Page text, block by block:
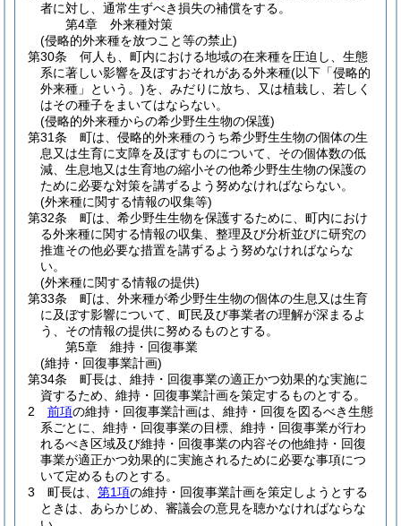
者に対し、通常生ずべき損失の補償をする。
第4章
外来種対策
(侵略的外来種を放つこと等の禁止)
第30条
何人も、町内における地域の在来種を圧迫し、生態
系に著しい影響を及ぼすおそれがある外来種(以下「侵略的
外来種」という。)を、みだりに放ち、又は植栽し、若しく
はその種子をまいてはならない。
(侵略的外来種からの希少野生生物の保護)
第31条
町は、侵略的外来種のうち希少野生生物の個体の生
息又は生育に支障を及ぼすものについて、その個体数の低
減、生息地又は生育地の縮小その他希少野生生物の保護の
ために必要な対策を講ずるよう努めなければならない。
(外来種に関する情報の収集等)
第32条
町は、希少野生生物を保護するために、町内におけ
る外来種に関する情報の収集、整理及び分析並びに研究の
推進その他必要な措置を講ずるよう努めなければならな
い。
(外来種に関する情報の提供)
第33条
町は、外来種が希少野生生物の個体の生息又は生育
に及ぼす影響について、町民及び事業者の理解が深まるよ
う、その情報の提供に努めるものとする。
第5章
維持・回復事業
(維持・回復事業計画)
第34条
町長は、維持・回復事業の適正かつ効果的な実施に
資するため、維持・回復事業計画を策定するものとする。
2
前項の維持・回復事業計画は、維持・回復を図るべき生態
系ごとに、維持・回復事業の目標、維持・回復事業が行わ
れるべき区域及び維持・回復事業の内容その他維持・回復
事業が適正かつ効果的に実施されるために必要な事項につ
いて定めるものとする。
3
町長は、 第1項の維持・回復事業計画を策定しようとする
ときは、あらかじめ、審議会の意見を聴かなければならな